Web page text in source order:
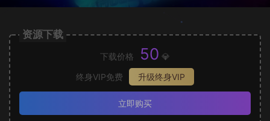
资源下载
下载价格 50 💎
终身VIP免费
升级终身VIP
立即购买